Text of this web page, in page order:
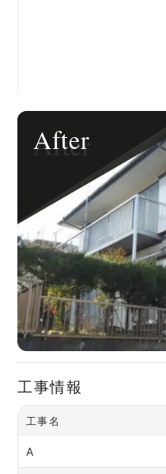
After
工事情報
工事名
A